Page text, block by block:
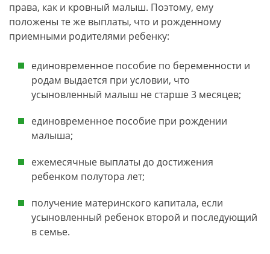
права, как и кровный малыш. Поэтому, ему
положены те же выплаты, что и рожденному
приемными родителями ребенку:
единовременное пособие по беременности и
родам выдается при условии, что
усыновленный малыш не старше 3 месяцев;
единовременное пособие при рождении
малыша;
ежемесячные выплаты до достижения
ребенком полутора лет;
получение материнского капитала, если
усыновленный ребенок второй и последующий
в семье.